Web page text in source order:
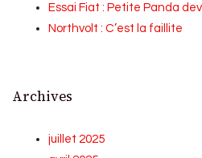
Essai Fiat : Petite Panda
Northvolt : C’est la faillite
Archives
juillet 2025